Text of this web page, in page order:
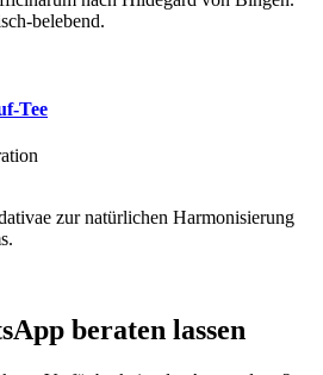
belebend.
Tee
zur natürlichen Harmonisierung
beraten lassen